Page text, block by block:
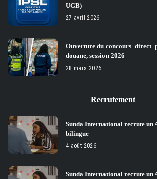
UGB)
27 avril 2026
Ouverture du
douane, session 2026
28 mars 2026
Recrutement
Sunda International recrute un
bilingue
4 août 2026
Sunda International recrute un